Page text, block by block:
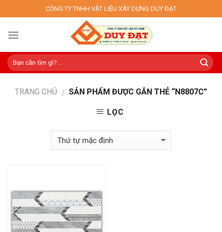
to
content
CÔNG TY TNHH VẬT LIỆU XÂY DỰNG DUY ĐẠT
TRANG CHỦ / SẢN PHẨM ĐƯỢC GẮN THẺ “N8807C”
LỌC